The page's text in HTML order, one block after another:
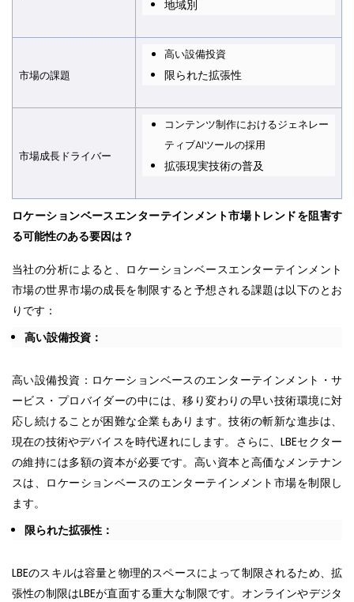
地域別
市場の課題
高い設備投資
限られた拡張性
市場成長ドライバー
コンテンツ制作におけるジェネレー
ティブAIツールの採用
拡張現実技術の普及
ロケーションベースエンターテインメント市場トレンドを阻害す
る可能性のある要因は？
当社の分析によると、ロケーションベースエンターテインメント
市場の世界市場の成長を制限すると予想される課題は以下のとお
りです：
高い設備投資：
高い設備投資：ロケーションベースのエンターテインメント・サ
ービス・プロバイダーの中には、移り変わりの早い技術環境に対
応し続けることが困難な企業もあります。技術の斬新な進歩は、
現在の技術やデバイスを時代遅れにします。さらに、LBEセクター
の維持には多額の資本が必要です。高い資本と高価なメンテナン
スは、ロケーションベースのエンターテインメント市場を制限し
ます。
限られた拡張性：
LBEのスキルは容量と物理的スペースによって制限されるため、拡
張性の制限はLBEが直面する重大な制限です。オンラインやデジタ